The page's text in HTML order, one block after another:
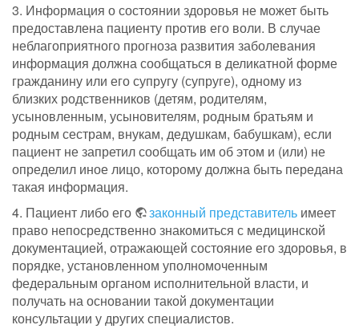
3. Информация о состоянии здоровья не может быть
предоставлена пациенту против его воли. В случае
неблагоприятного прогноза развития заболевания
информация должна сообщаться в деликатной форме
гражданину или его супругу (супруге), одному из
близких родственников (детям, родителям,
усыновленным, усыновителям, родным братьям и
родным сестрам, внукам, дедушкам, бабушкам), если
пациент не запретил сообщать им об этом и (или) не
определил иное лицо, которому должна быть передана
такая информация.
4. Пациент либо его
законный представитель имеет
право непосредственно знакомиться с медицинской
документацией, отражающей состояние его здоровья, в
порядке, установленном уполномоченным
федеральным органом исполнительной власти, и
получать на основании такой документации
консультации у других специалистов.